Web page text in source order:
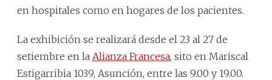
en hospitales como en hogares de los pacientes.
La exhibición se realizará desde el 23 al 27 de
setiembre en la Alianza Francesa, sito en Mariscal
Estigarribia 1039, Asunción, entre las 9.00 y 19.00.